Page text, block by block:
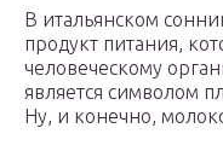
В итальянском
продукт питания,
человеческому
является символом
Ну, и конечно,